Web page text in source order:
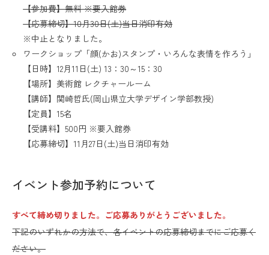
【参加費】無料 ※要入館券
【応募締切】10月30日(土)当日消印有効
※中止となりました。
ワークショップ「顔(かお)スタンプ・いろんな表情を作ろう」
【日時】12月11日(土) 13：30～15：30
【場所】美術館 レクチャールーム
【講師】関崎哲氏(岡山県立大学デザイン学部教授)
【定員】15名
【受講料】500円 ※要入館券
【応募締切】11月27日(土)当日消印有効
イベント参加予約について
すべて締め切りました。ご応募ありがとうございました。
下記のいずれかの方法で、各イベントの応募締切までにご応募く
ださい。